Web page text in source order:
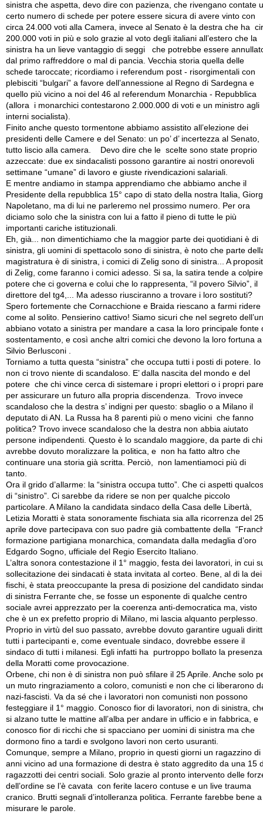
sinistra che aspetta, devo dire con pazienza, che rivengano contate
certo numero di schede per potere essere sicura di avere vinto con
circa 24.000 voti alla Camera, invece al Senato è la destra che ha
200.000 voti in più e solo grazie al voto degli italiani all’estero che la
sinistra ha un lieve vantaggio di seggi che potrebbe essere
dal primo raffreddore o mal di pancia. Vecchia storia quella delle
schede taroccate; ricordiamo i referendum post - risorgimentali con
plebisciti “bulgari” a favore dell’annessione al Regno di Sardegna e
quello più vicino a noi del 46 al referendum Monarchia - Repubblica
(allora i monarchici contestarono 2.000.000 di voti e un ministro agli
interni socialista).
Finito anche questo tormentone abbiamo assistito all’elezione dei
presidenti delle Camere e del Senato: un po’ d’ incertezza al Senato,
tutto liscio alla camera. Devo dire che le scelte sono state proprio
azzeccate: due ex sindacalisti possono garantire ai nostri onorevoli
settimane “umane” di lavoro e giuste rivendicazioni salariali.
E mentre andiamo in stampa apprendiamo che abbiamo anche il
Presidente della repubblica 15° capo di stato della nostra Italia,
Napoletano, ma di lui ne parleremo nel prossimo numero. Per ora
diciamo solo che la sinistra con lui a fatto il pieno di tutte le più
importanti cariche istituzionali.
Eh, già... non dimentichiamo che la maggior parte dei quotidiani è di
sinistra, gli uomini di spettacolo sono di sinistra, è noto che parte
magistratura è di sinistra, i comici di Zelig sono di sinistra... A
di Zelig, come faranno i comici adesso. Si sa, la satira tende a
potere che ci governa e colui che lo rappresenta, “il povero Silvio”, il
direttore del tg4,... Ma adesso riusciranno a trovare i loro sostituti?
Spero fortemente che Cornacchione e Braida riescano a farmi ridere
come al solito. Pensierino cattivo! Siamo sicuri che nel segreto
abbiano votato a sinistra per mandare a casa la loro principale fonte
sostentamento, e così anche altri comici che devono la loro fortuna a
Silvio Berlusconi .
Torniamo a tutta questa “sinistra” che occupa tutti i posti di potere. Io
non ci trovo niente di scandaloso. E’ dalla nascita del mondo e del
potere che chi vince cerca di sistemare i propri elettori o i propri
per assicurare un futuro alla propria discendenza. Trovo invece
scandaloso che la destra s’ indigni per questo: sbaglio o a Milano il
deputato di AN. La Russa ha 8 parenti più o meno vicini che fanno
politica? Trovo invece scandaloso che la destra non abbia aiutato
persone indipendenti. Questo è lo scandalo maggiore, da parte di chi
avrebbe dovuto moralizzare la politica, e non ha fatto altro che
continuare una storia già scritta. Perciò, non lamentiamoci più di
tanto.
Ora il grido d’allarme: la “sinistra occupa tutto”. Che ci aspetti
di “sinistro”. Ci sarebbe da ridere se non per qualche piccolo
particolare. A Milano la candidata sindaco della Casa delle Libertà,
Letizia Moratti è stata sonoramente fischiata sia alla ricorrenza del 25
aprile dove partecipava con suo padre già combattente della
formazione partigiana monarchica, comandata dalla medaglia d’oro
Edgardo Sogno, ufficiale del Regio Esercito Italiano.
L’altra sonora contestazione il 1° maggio, festa dei lavoratori, in cui
sollecitazione dei sindacati è stata invitata al corteo. Bene, al di la dei
fischi, è stata preoccupante la presa di posizione del candidato
di sinistra Ferrante che, se fosse un esponente di qualche centro
sociale avrei apprezzato per la coerenza anti-democratica ma, visto
che è un ex prefetto proprio di Milano, mi lascia alquanto perplesso.
Proprio in virtù del suo passato, avrebbe dovuto garantire uguali
tutti i partecipanti e, come eventuale sindaco, dovrebbe essere il
sindaco di tutti i milanesi. Egli infatti ha purtroppo bollato la presenza
della Moratti come provocazione.
Orbene, chi non è di sinistra non può sfilare il 25 Aprile. Anche solo
un muto ringraziamento a coloro, comunisti e non che ci liberarono
nazi-fascisti. Va da sé che i lavoratori non comunisti non possono
festeggiare il 1° maggio. Conosco fior di lavoratori, non di sinistra,
si alzano tutte le mattine all’alba per andare in ufficio e in fabbrica, e
conosco fior di ricchi che si spacciano per uomini di sinistra ma che
dormono fino a tardi e svolgono lavori non certo usuranti.
Comunque, sempre a Milano, proprio in questi giorni un ragazzino di
anni vicino ad una formazione di destra è stato aggredito da una 15
ragazzotti dei centri sociali. Solo grazie al pronto intervento delle
dell’ordine se l’è cavata con ferite lacero contuse e un live trauma
cranico. Brutti segnali d’intolleranza politica. Ferrante farebbe bene a
misurare le parole.